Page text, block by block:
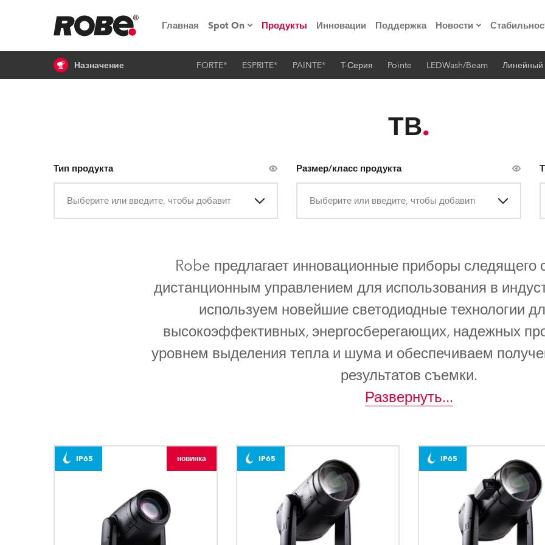
Главная Spot On
Мероприятия
Robe On The Road
Robe на площадке
ProMotion Lighting
Robe Maritime
Продукты Инновации Поддержка Новости
Пресс-релизы
Назначение FORTE® ESPRITE® PAINTE® T-Серия Pointe LEDWash/Beam Линейный
ТВ
Тип продукта
Выберите или введите, чтобы добавить
Размер/класс продукта
Выберите или введите, чтобы добавить
Robe предлагает инновационные приборы следящего
дистанционным управлением для использования в
используем новейшие светодиодные технологии
высокоэффективных, энергосберегающих, надежных
уровнем выделения тепла и шума и обеспечиваем
результатов съемки.
Развернуть...
IP65 новинка IP65 IP65